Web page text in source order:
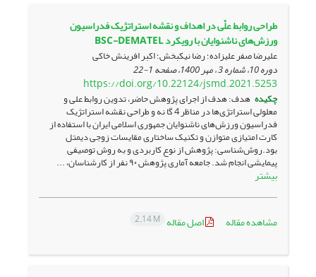
طراحی روابط علّی در اهداف و نقشه استراتژیک فدراسیون
ورزش‌های ناشنوایان با رویکرد BSC-DEMATEL
علیرضا صفر علیزاده؛ رضا نیکبخش؛ اکبر افرینش خاکی
دوره 10، شماره 3 ، مهر 1400، صفحه 1-22
https://doi.org/10.22124/jsmd.2021.5253
چکیده هدف: هدف از اجرای پژوهش حاضر، تدوین روابط علی و
معلولی استراتژی‌ها در مناظر 4 گا نه و طراحی نقشه استراتژیک
فدراسیون ورزش‌های ناشنوایان جمهوری اسلامی ایران با استفاده از
کارت امتیازی متوازن و تکنیک ساختاری مقایسات زوجی دیمتل
بود.روش‌شناسی: پژوهش از نوع کاربردی و به روش توصیفی
پیمایشی انجام شد. جامعه آماری پژوهش ۹۰ نفر از کارشناسان، ...
بیشتر
مشاهده مقاله اصل مقاله 2.14 M